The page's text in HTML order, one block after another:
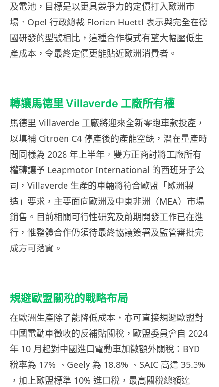
及電池，目標是以更具競爭力的定價打入歐洲市
場。Opel 行政總裁 Florian Huettl 表示與完全在德
國研發的型號相比，這種合作模式有望大幅壓低生
產成本，令最終定價更能貼近歐洲消費者。
轉讓馬德里 Villaverde 工廠所有權
馬德里 Villaverde 工廠將迎來全新零跑車款投產，
以填補 Citroën C4 停產後的產能空缺，潛在量產時
間同樣為 2028 年上半年，雙方正商討將工廠所有
權轉讓予 Leapmotor International 的西班牙子公
司，Villaverde 生產的車輛將符合歐盟「歐洲製
造」要求，主要面向歐洲及中東非洲（MEA）市場
銷售。目前相關可行性研究及前期開發工作已在進
行，惟整體合作仍須待最終協議簽署及監管審批完
成方可落實。
規避歐盟關稅的戰略布局
在歐洲生產除了能降低成本，亦可直接規避歐盟對
中國電動車徵收的反補貼關稅，歐盟委員會自 2024
年 10 月起對中國進口電動車加徵額外關稅：BYD
稅率為 17% 、Geely 為 18.8% 、SAIC 高達 35.3%
，加上歐盟標準 10% 進口稅，最高關稅總額達